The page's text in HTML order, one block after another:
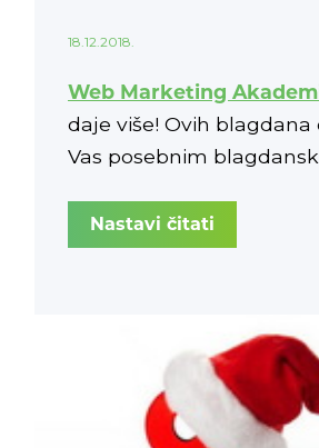
18.12.2018.
Web Marketing
daje više! Ovih
Vas posebnim
30% popustana
Web Marketing
vježbama iz područja
Nastavi čitati